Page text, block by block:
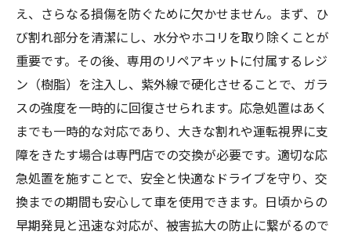
え、さらなる損傷を防ぐために欠かせません。まず、ひ
び割れ部分を清潔にし、水分やホコリを取り除くことが
重要です。その後、専用のリペアキットに付属するレジ
ン（樹脂）を注入し、紫外線で硬化させることで、ガラ
スの強度を一時的に回復させられます。応急処置はあく
までも一時的な対応であり、大きな割れや運転視界に支
障をきたす場合は専門店での交換が必要です。適切な応
急処置を施すことで、安全と快適なドライブを守り、交
換までの期間も安心して車を使用できます。日頃からの
早期発見と迅速な対応が、被害拡大の防止に繋がるので